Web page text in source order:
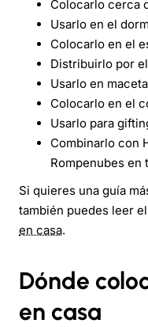
Colocarlo cerca
Usarlo en el
Colocarlo en el
Distribuirlo por
Usarlo en
Colocarlo en el
Usarlo para
Combinarlo con
Rompenubes en
Si quieres una guía
también puedes leer
en casa.
Dónde
en casa